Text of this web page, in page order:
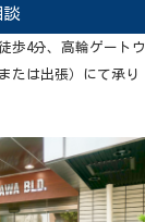
談
歩4分、高輪ゲートウ
たは出張）にて承り